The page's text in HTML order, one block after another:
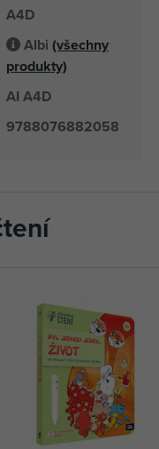
A4D
Albi (všechny
produkty)
AI A4D
9788076882058